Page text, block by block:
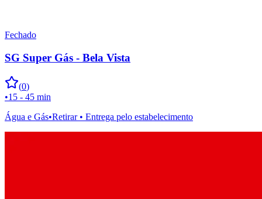
Fechado
SG Super Gás - Bela Vista
(0)
•15 - 45 min
Água e Gás•Retirar • Entrega pelo estabelecimento